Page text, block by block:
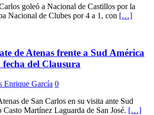
goleó a Nacional de Castillos por la
Nacional de Clubes por 4 a 1, con […]
de Atenas frente a Sud América
del Clausura
Enrique García 0
de San Carlos en su visita ante Sud
Martínez Laguarda de San José. […]